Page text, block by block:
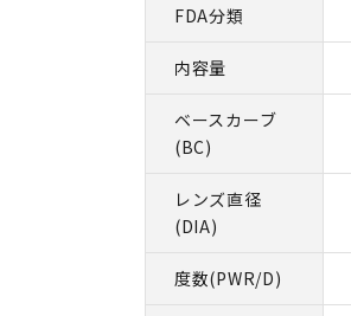
FDA分類
内容量
ベースカーブ
(BC)
レンズ直径
(DIA)
度数(PWR/D)